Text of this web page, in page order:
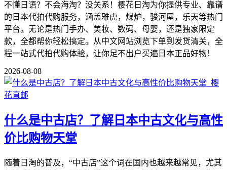
不懂日语？不会海淘？没关系！樱花日淘为你提供专业、靠谱
的日本代拍代购服务，涵盖雅虎，煤炉，骏河屋，乐天等热门
平台。无论是热门手办、美妆、数码、母婴，还是独家限定
款，全都帮你轻松搞定。从中文网站浏览下单到发货清关，全
程一站式代拍代购体验，让你足不出户买遍日本正品好物！
2026-08-08
什么是中古店？了解日本中古文化与高性
价比购物天堂
随着日淘的普及，“中古店”这个词在国内也越来越常见，尤其